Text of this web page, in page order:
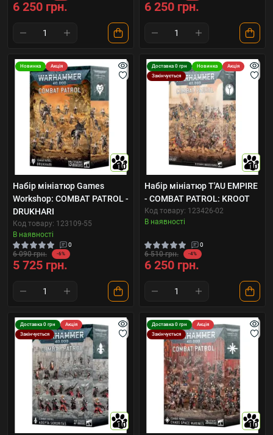
6 250 грн. 6 250 грн.
Новинка Акція
10
Набір мініатюр Games
Workshop: COMBAT PATROL -
DRUKHARI
Код товару: 123109-55
В наявності
0
6 090 грн. -6%
5 725 грн.
Доставка 0 грн Новинка
Акція
Закінчується
10
Набір мініатюр T'AU EMPIRE
- COMBAT PATROL: KROOT
Код товару: 123426-02
В наявності
0
6 510 грн. -4%
6 250 грн.
Доставка 0 грн
Акція
Закінчується
10
Доставка 0 грн
Акція
Закінчується
10